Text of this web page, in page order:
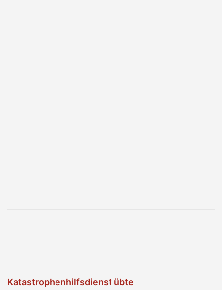
Katastrophenhilfsdienst übte